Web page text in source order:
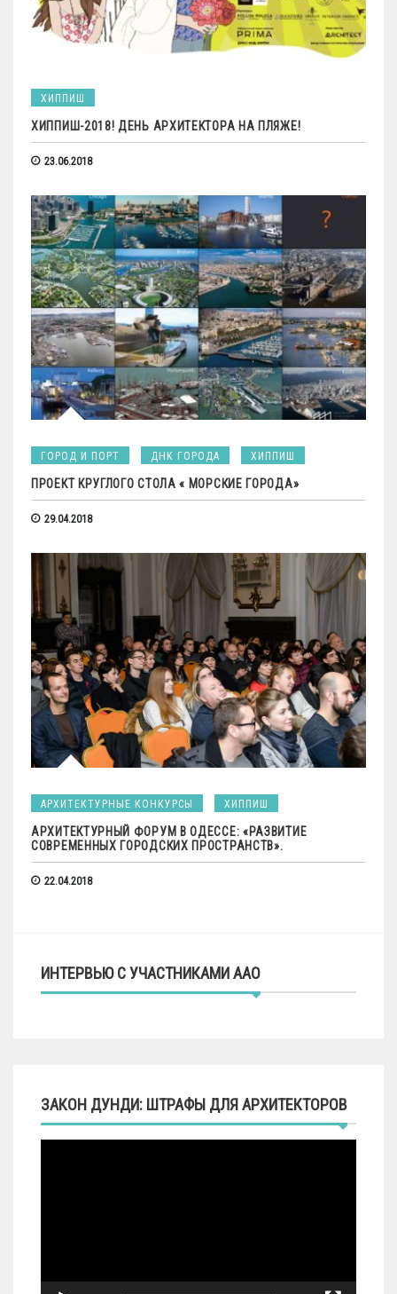
ХИППИШ
ХИППИШ-2018! ДЕНЬ АРХИТЕКТОРА НА ПЛЯЖЕ!
23.06.2018
ГОРОД И ПОРТ ДНК ГОРОДА ХИППИШ
ПРОЕКТ КРУГЛОГО СТОЛА « МОРСКИЕ ГОРОДА»
29.04.2018
АРХИТЕКТУРНЫЕ КОНКУРСЫ ХИППИШ
АРХИТЕКТУРНЫЙ ФОРУМ В ОДЕССЕ: «РАЗВИТИЕ
СОВРЕМЕННЫХ ГОРОДСКИХ ПРОСТРАНСТВ».
22.04.2018
ИНТЕРВЬЮ С УЧАСТНИКАМИ ААО
ЗАКОН ДУНДИ: ШТРАФЫ ДЛЯ АРХИТЕКТОРОВ